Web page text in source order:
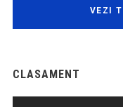
VEZI
CLASAMENT